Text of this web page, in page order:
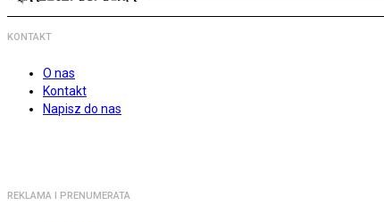
KONTAKT
O nas
Kontakt
Napisz do nas
REKLAMA I PRENUMERATA